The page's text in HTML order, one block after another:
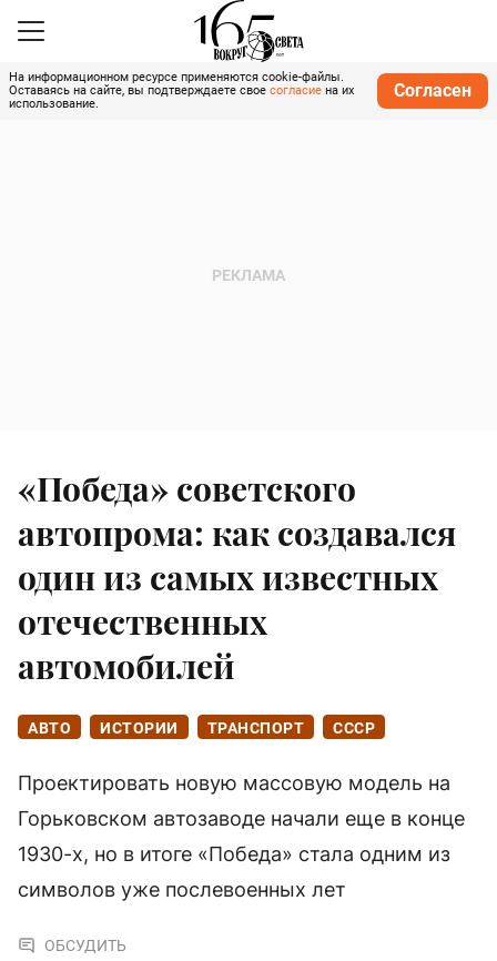
На информационном ресурсе применяются cookie-файлы.
Оставаясь на сайте, вы подтверждаете свое согласие на их
использование.
Согласен
«Победа» советского
автопрома: как создавался
один из самых известных
отечественных
автомобилей
АВТО ИСТОРИИ ТРАНСПОРТ СССР
Проектировать новую массовую модель на
Горьковском автозаводе начали еще в конце
1930-х, но в итоге «Победа» стала одним из
символов уже послевоенных лет
ОБСУДИТЬ